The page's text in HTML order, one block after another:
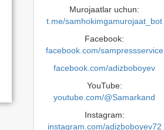
Murojaatlar uchun:
t.me/samhokimgamurojaat_bot
Facebook:
facebook.com/sampressservice
facebook.com/adizboboyev
YouTube:
youtube.com/@Samarkand
Instagram:
instagram.com/adizboboyev72